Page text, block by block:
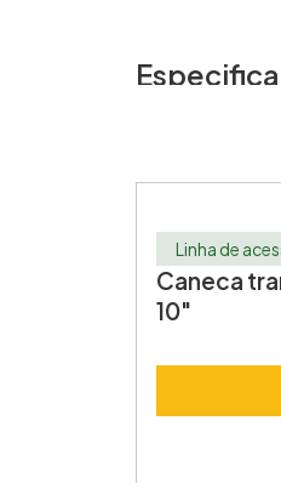
Linha de
Caneca
10″